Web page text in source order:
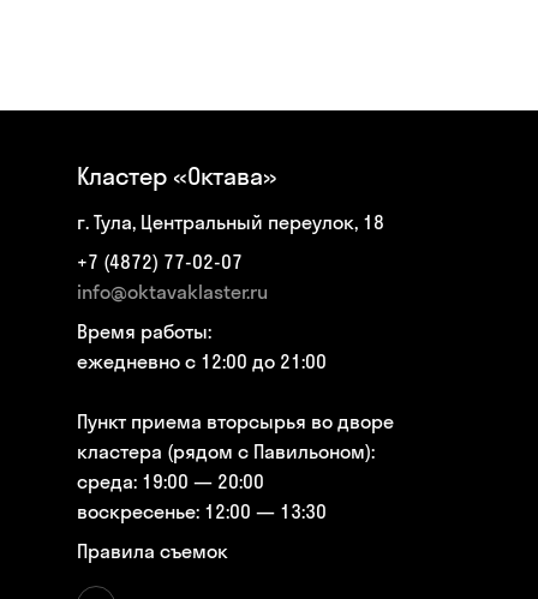
Кластер «Октава»
г. Тула, Центральный переулок, 18
+7 (4872) 77-02-07
info@oktavaklaster.ru
Время работы:
ежедневно с 12:00 до 21:00
Пункт приема вторсырья во дворе
кластера (рядом с Павильоном):
среда: 19:00 — 20:00
воскресенье: 12:00 — 13:30
Правила съемок